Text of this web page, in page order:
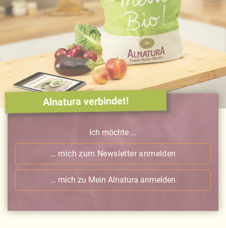
Alnatura verbindet!
Ich möchte ...
… mich zum Newsletter anmelden
… mich zu Mein Alnatura anmelden